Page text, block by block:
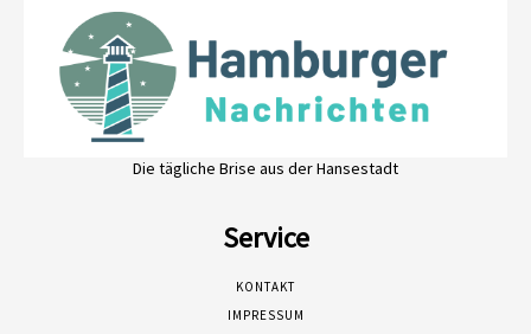
Die tägliche Brise aus der Hansestadt
Service
KONTAKT
IMPRESSUM